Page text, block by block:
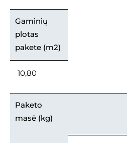
Gaminių
plotas
pakete (m2)
10,80
Paketo
masė (kg)